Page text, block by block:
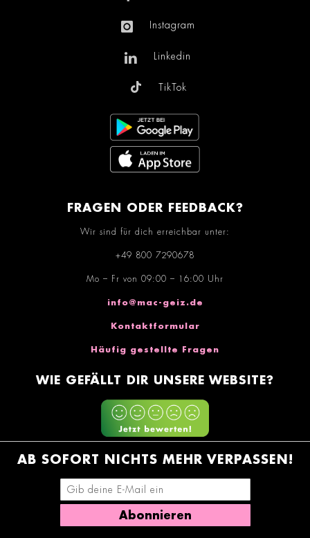
Instagram
Linkedin
TikTok
FRAGEN ODER FEEDBACK?
Wir sind für dich erreichbar unter:
+49 800 7290678
Mo – Fr von 09:00 – 16:00 Uhr
info@mac-geiz.de
Kontaktformular
Häufig gestellte Fragen
WIE GEFÄLLT DIR UNSERE WEBSITE?
AB SOFORT NICHTS MEHR VERPASSEN!
E-Mail-Adresse eingeben
Abonnieren